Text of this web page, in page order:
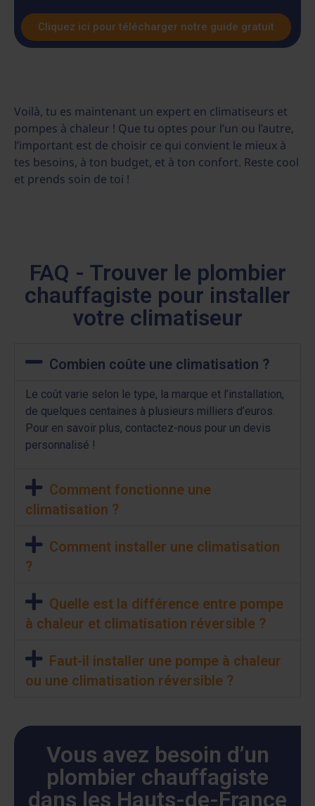
Cliquez ici pour télécharger notre guide gratuit
Voilà, tu es maintenant un expert en climatiseurs et
pompes à chaleur ! Que tu optes pour l’un ou l’autre,
l’important est de choisir ce qui convient le mieux à
tes besoins, à ton budget, et à ton confort. Reste cool
et prends soin de toi !
FAQ - Trouver le plombier
chauffagiste pour installer
votre climatiseur
Combien coûte une climatisation ?
Le coût varie selon le type, la marque et l’installation,
de quelques centaines à plusieurs milliers d’euros.
Pour en savoir plus, contactez-nous pour un devis
personnalisé !
Comment fonctionne une
climatisation ?
Comment installer une climatisation
?
Quelle est la différence entre pompe
à chaleur et climatisation réversible ?
Faut-il installer une pompe à chaleur
ou une climatisation réversible ?
Vous avez besoin d’un
plombier chauffagiste
dans les Hauts-de-France